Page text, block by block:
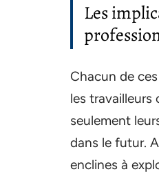
Les
Chacun de
les travailleurs
seulement
dans le futur.
enclines à